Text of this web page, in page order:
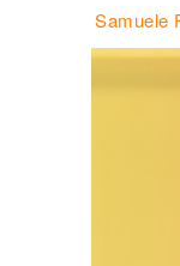
Samuele